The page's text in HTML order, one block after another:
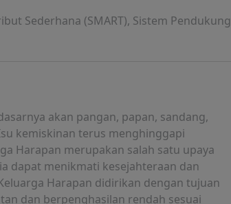
Sederhana (SMART), Sistem Pendukung
akan pangan, papan, sandang,
kemiskinan terus menghinggapi
Harapan merupakan salah satu upaya
dapat menikmati kesejahteraan dan
Harapan didirikan dengan tujuan
dan berpenghasilan rendah sesuai